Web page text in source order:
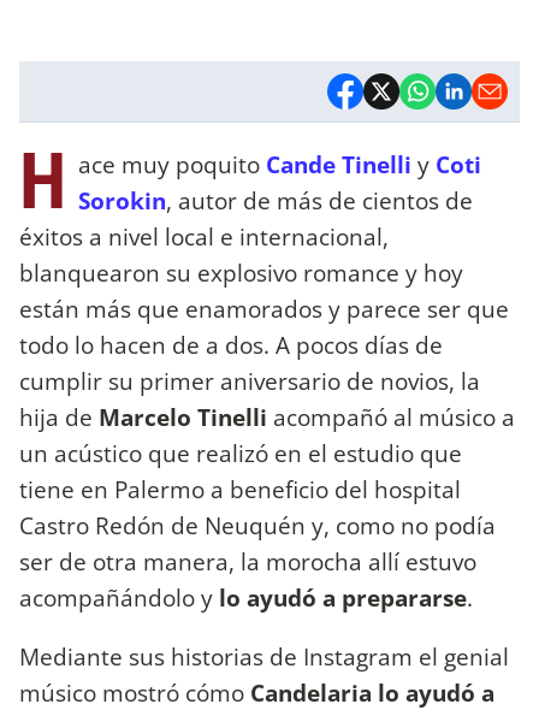
H ace muy poquito Cande Tinelli y Coti
Sorokin, autor de más de cientos de
éxitos a nivel local e internacional,
blanquearon su explosivo romance y hoy
están más que enamorados y parece ser que
todo lo hacen de a dos. A pocos días de
cumplir su primer aniversario de novios, la
hija de Marcelo Tinelli acompañó al músico a
un acústico que realizó en el estudio que
tiene en Palermo a beneficio del hospital
Castro Redón de Neuquén y, como no podía
ser de otra manera, la morocha allí estuvo
acompañándolo y lo ayudó a prepararse.
Mediante sus historias de Instagram el genial
músico mostró cómo Candelaria lo ayudó a